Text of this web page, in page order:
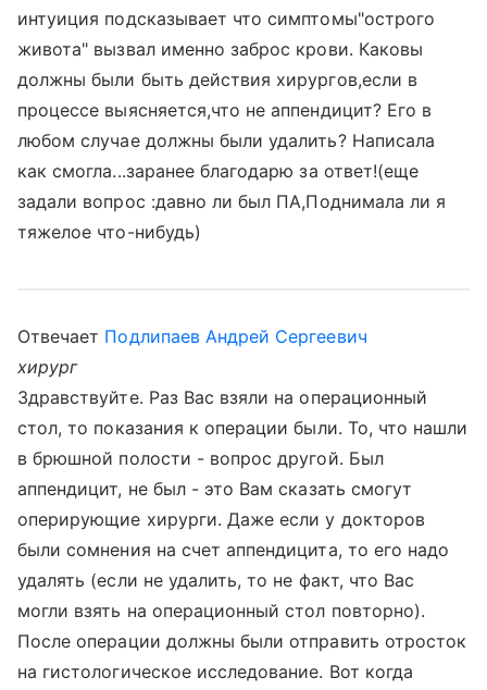
интуиция подсказывает что симптомы"острого
живота" вызвал именно заброс крови. Каковы
должны были быть действия хирургов,если в
процессе выясняется,что не аппендицит? Его в
любом случае должны были удалить? Написала
как смогла...заранее благодарю за ответ!(еще
задали вопрос :давно ли был ПА,Поднимала ли я
тяжелое что-нибудь)
Отвечает Подлипаев Андрей Сергеевич
хирург
Здравствуйте. Раз Вас взяли на операционный
стол, то показания к операции были. То, что нашли
в брюшной полости - вопрос другой. Был
аппендицит, не был - это Вам сказать смогут
оперирующие хирурги. Даже если у докторов
были сомнения на счет аппендицита, то его надо
удалять (если не удалить, то не факт, что Вас
могли взять на операционный стол повторно).
После операции должны были отправить отросток
на гистологическое исследование. Вот когда